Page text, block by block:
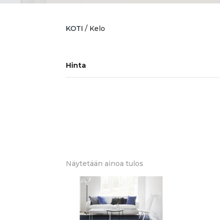
KOTI / Kelo
Hinta
Näytetään ainoa tulos